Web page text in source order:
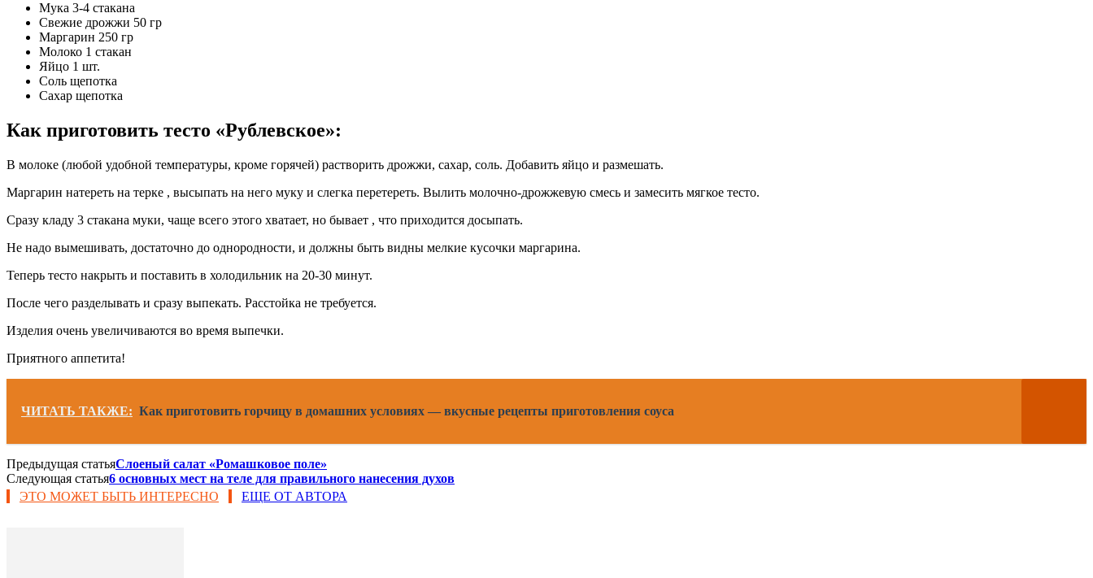
Мука 3-4 стакана
Свежие дрожжи 50 гр
Маргарин 250 гр
Молоко 1 стакан
Яйцо 1 шт.
Соль щепотка
Сахар щепотка
Как приготовить тесто «Рублевское»:
В молоке (любой удобной температуры, кроме горячей) растворить дрожжи, сахар, соль. Добавить яйцо и размешать.
Маргарин натереть на терке , высыпать на него муку и слегка перетереть. Вылить молочно-дрожжевую смесь и замесить мягкое тесто.
Сразу кладу 3 стакана муки, чаще всего этого хватает, но бывает , что приходится досыпать.
Не надо вымешивать, достаточно до однородности, и должны быть видны мелкие кусочки маргарина.
Теперь тесто накрыть и поставить в холодильник на 20-30 минут.
После чего разделывать и сразу выпекать. Расстойка не требуется.
Изделия очень увеличиваются во время выпечки.
Приятного аппетита!
ЧИТАТЬ ТАКЖЕ: Как приготовить горчицу в домашних условиях — вкусные рецепты приготовления соуса
Предыдущая статьяСлоеный салат «Ромашковое поле»
Следующая статья6 основных мест на теле для правильного нанесения духов
ЭТО МОЖЕТ БЫТЬ ИНТЕРЕСНО
ЕЩЕ ОТ АВТОРА